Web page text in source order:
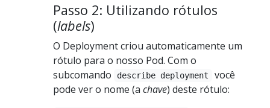
Passo 2: Utilizando rótulos
(labels)
O Deployment criou automaticamente um
rótulo para o nosso Pod. Com o
subcomando
describe deployment
você
pode ver o nome (a chave) deste rótulo: